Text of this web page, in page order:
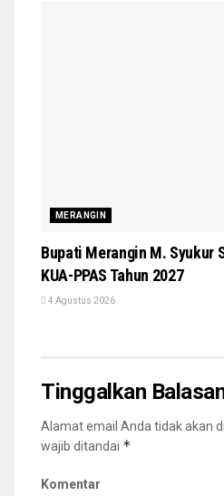
MERANGIN
Bupati Merangin M. Syukur
KUA-PPAS Tahun 2027
4 Agustus 2026
Tinggalkan
Alamat email Anda tidak akan
wajib ditandai *
Komentar